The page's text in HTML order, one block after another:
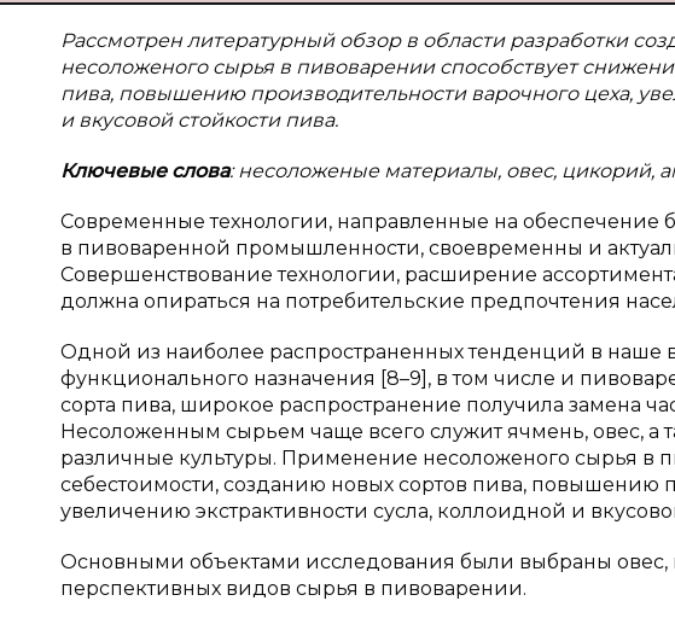
Рассмотрен литературный обзор в области разработки
несоложеного сырья в пивоварении способствует
пива, повышению производительности варочного цеха,
и вкусовой стойкости пива.
Ключевые слова: несоложеные материалы, овес, цикорий,
Современные технологии, направленные на обеспечение
в пивоваренной промышленности, своевременны и
Совершенствование технологии, расширение
должна опираться на потребительские предпочтения
Одной из наиболее распространенных тенденций в наше
функционального назначения [8–9], в том числе и
сорта пива, широкое распространение получила замена
Несоложенным сырьем чаще всего служит ячмень, овес, а
различные культуры. Применение несоложеного сырья в
себестоимости, созданию новых сортов пива, повышению
увеличению экстрактивности сусла, коллоидной и
Основными объектами исследования были выбраны овес,
перспективных видов сырья в пивоварении.